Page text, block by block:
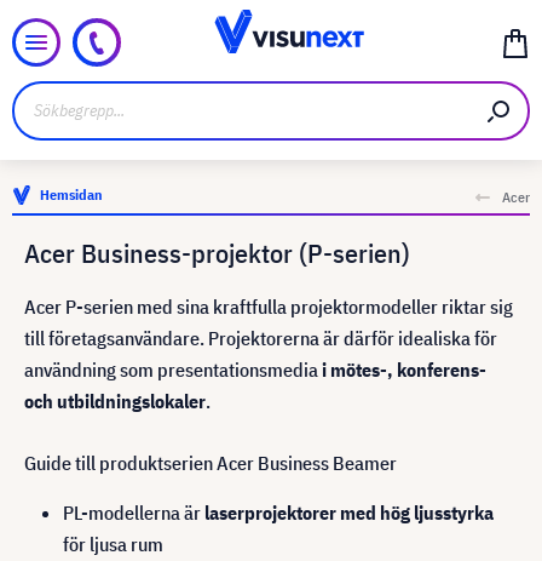
Hemsidan Acer
Acer Business-projektor (P-serien)
Acer P-serien med sina kraftfulla projektormodeller riktar sig
till företagsanvändare. Projektorerna är därför idealiska för
användning som presentationsmediai mötes-, konferens-
och utbildningslokaler.
Guide till produktserien Acer Business Beamer
PL-modellerna är laserprojektorer med hög ljusstyrka
för ljusa rum